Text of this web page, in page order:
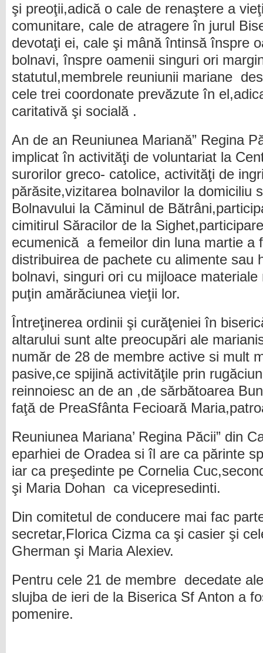
şi preoţii,adică o cale de renaştere a
comunitare, cale de atragere în jurul
devotaţi ei, cale şi mână întinsă înspre
bolnavi, înspre oamenii singuri ori
statutul,membrele reuniunii mariane
cele trei coordonate prevăzute în
caritativă şi socială .
An de an Reuniunea Mariană” Regina
implicat în activităţi de voluntariat la
surorilor greco- catolice, activităţi de
părăsite,vizitarea bolnavilor la domiciliu
Bolnavului la Căminul de
cimitirul Săracilor de la
ecumenică a femeilor din luna martie a
distribuirea de pachete cu alimente sau
bolnavi, singuri ori cu mijloace
puţin amărăciunea vieţii lor.
Întreţinerea ordinii şi curăţeniei în
altarului sunt alte preocupări ale
număr de 28 de membre active si mult
pasive,ce spijină activităţile prin
reinnoiesc an de an ,de sărbătoarea
faţă de PreaSfânta Fecioară
Reuniunea Mariana’ Regina Păcii” din
eparhiei de Oradea si îl are ca părinte
iar ca preşedinte pe Cornelia
şi Maria Dohan ca vicepresedinti.
Din comitetul de conducere mai fac
secretar,Florica Cizma ca şi casier şi
Gherman şi Maria Alexiev.
Pentru cele 21 de membre decedate
slujba de ieri de la Biserica Sf Anton a
pomenire.